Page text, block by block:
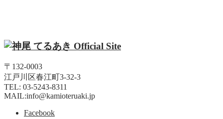
〒132-0003
江戸川区春江町3-32-3
TEL: 03-5243-8311
MAIL:info@kamioteruaki.jp
Facebook